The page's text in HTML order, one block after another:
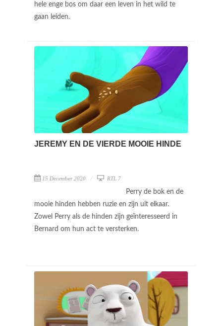
hele enge bos om daar een leven in het wild te
gaan leiden.
JEREMY EN DE VIERDE MOOIE HINDE
15 December 2020 RTL 7
Perry de bok en de
mooie hinden hebben ruzie en zijn uit elkaar.
Zowel Perry als de hinden zijn geïnteresseerd in
Bernard om hun act te versterken.